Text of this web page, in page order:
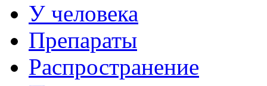
У человека
Препараты
Распространение